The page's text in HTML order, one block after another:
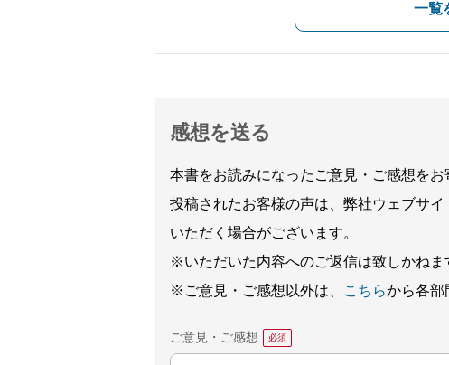
一覧
感想を送る
本書をお読みになったご意見・ご感想をお
投稿されたお客様の声は、弊社ウェブサ
いただく場合がございます。
※いただいた内容へのご返信は致しかねま
※ご意見・ご感想以外は、
こちらから各部
ご意見・ご感想